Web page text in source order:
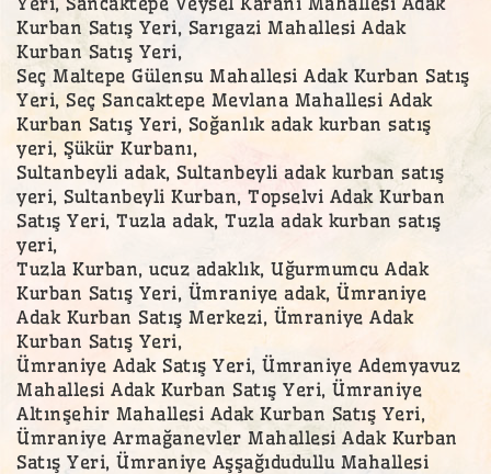
Kurban Satış Yeri, Sarıgazi Mahallesi Adak
Kurban Satış Yeri,
Seç Maltepe Gülensu Mahallesi Adak Kurban Satış
Yeri, Seç Sancaktepe Mevlana Mahallesi Adak
Kurban Satış Yeri, Soğanlık adak kurban satış
yeri, Şükür Kurbanı,
Sultanbeyli adak, Sultanbeyli adak kurban satış
yeri, Sultanbeyli Kurban, Topselvi Adak Kurban
Satış Yeri, Tuzla adak, Tuzla adak kurban satış
yeri,
Tuzla Kurban, ucuz adaklık, Uğurmumcu Adak
Kurban Satış Yeri, Ümraniye adak, Ümraniye
Adak Kurban Satış Merkezi, Ümraniye Adak
Kurban Satış Yeri,
Ümraniye Adak Satış Yeri, Ümraniye Ademyavuz
Mahallesi Adak Kurban Satış Yeri, Ümraniye
Altınşehir Mahallesi Adak Kurban Satış Yeri,
Ümraniye Armağanevler Mahallesi Adak Kurban
Satış Yeri, Ümraniye Aşşağıdudullu Mahallesi